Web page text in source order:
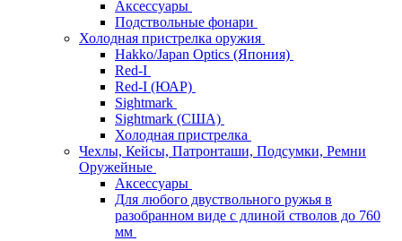
Аксессуары
Подствольные фонари
Холодная пристрелка оружия
Hakko/Japan Optics (Япония)
Red-I
Red-I (ЮАР)
Sightmark
Sightmark (США)
Холодная пристрелка
Чехлы, Кейсы, Патронташи, Подсумки, Ремни
Оружейные
Аксессуары
Для любого двуствольного ружья в
разобранном виде с длиной стволов до 760
мм